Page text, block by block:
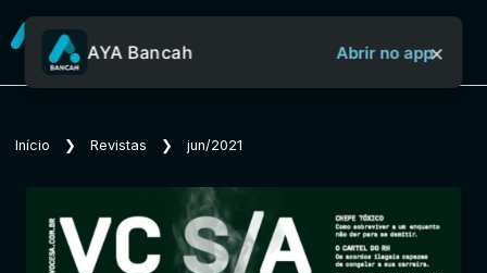
Sobre o Aya Bancah
Início
AYA Bancah Abrir no app×
Início ❯ Revistas ❯ jun/2021